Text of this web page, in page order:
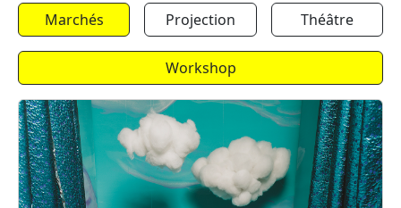
Marchés Projection Théâtre
Workshop